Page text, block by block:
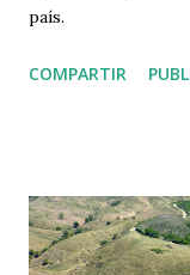
país.
COMPARTIR